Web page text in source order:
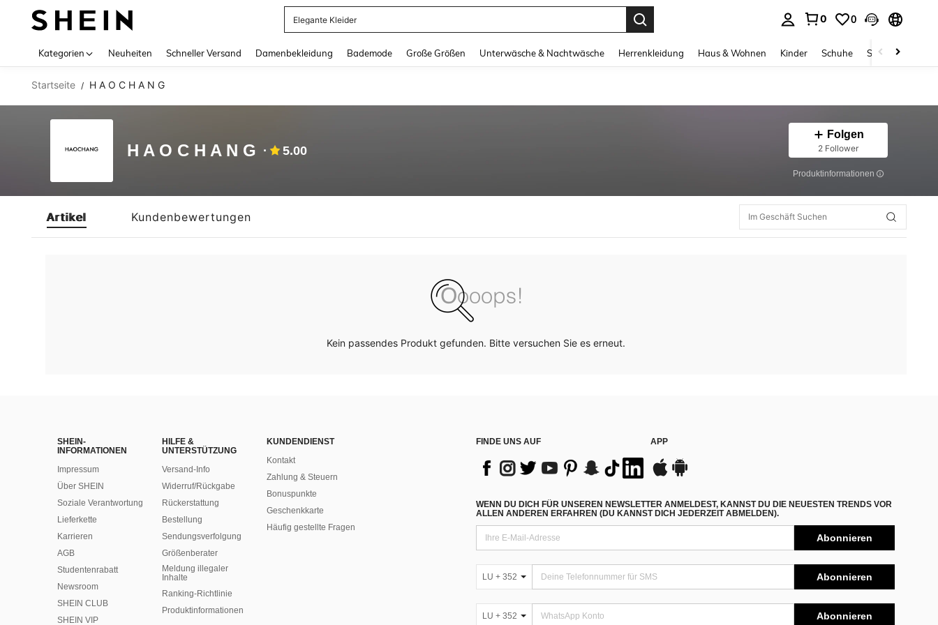
Elegante Kleider
0 0
Kategorien Neuheiten Schneller Versand Damenbekleidung Bademode Große Größen Unterwäsche & Nachtwäsche Herrenkleidung Haus & Wohnen Kinder Schuhe Schmuck &
Startseite / H A O C H A N G
H A O C H A N G 5.00
Folgen
2 Follower
Produktinformationen
Artikel Kundenbewertungen
Kein passendes Produkt gefunden. Bitte versuchen Sie es erneut.
SHEIN-
INFORMATIONEN
Impressum
Über SHEIN
Soziale Verantwortung
Lieferkette
Karrieren
AGB
Studentenrabatt
Newsroom
SHEIN CLUB
SHEIN VIP
HILFE &
UNTERSTÜTZUNG
Versand-Info
Widerruf/Rückgabe
Rückerstattung
Bestellung
Sendungsverfolgung
Größenberater
Meldung illegaler
Inhalte
Ranking-Richtlinie
​Produktinformationen
KUNDENDIENST
Kontakt
Zahlung & Steuern
Bonuspunkte
Geschenkkarte
Häufig gestellte Fragen
FINDE UNS AUF APP
WENN DU DICH FÜR UNSEREN NEWSLETTER ANMELDEST, KANNST DU DIE NEUESTEN TRENDS VOR
ALLEN ANDEREN ERFAHREN (DU KANNST DICH JEDERZEIT ABMELDEN).
Abonnieren
LU + 352 Abonnieren
LU + 352 Abonnieren